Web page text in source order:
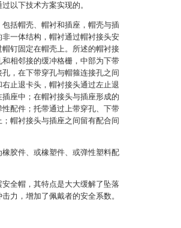
以下技术方案实现的。
括帽壳、帽衬和插座，帽壳与插
一体结构，帽衬通过帽衬接头安
钉固定在帽壳上。所述的帽衬接
相邻接的缓冲格栅，中部为下带
，在下带穿孔与帽箍连接孔之间
止退卡头，帽衬接头通过左止退
座中；在帽衬接头与插座形成的
配件；托带通过上带穿孔、下带
帽衬接头与插座之间留有配合间
胶件、或橡塑件、或弹性塑料配
全帽，其特点是大大缓解了坠落
力，增加了佩戴者的安全系数。